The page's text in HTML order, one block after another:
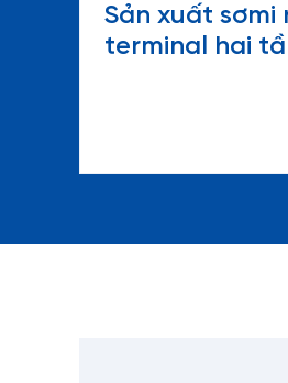
Sản xuất sơmi
terminal hai